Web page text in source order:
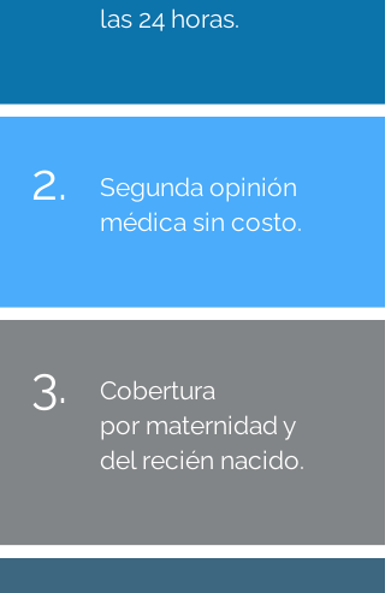
las 24 horas.
2.
Segunda opinión
médica sin costo.
3.
Cobertura
por maternidad y
del recién nacido.